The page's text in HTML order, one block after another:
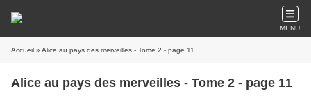
MENU
Accueil » Alice au pays des merveilles - Tome 2 - page 11
Alice au pays des merveilles - Tome 2 - page 11